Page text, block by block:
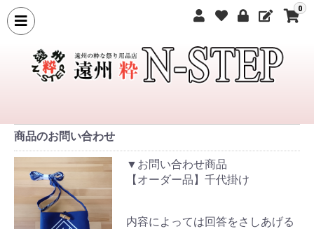
0
商品のお問い合わせ
▼お問い合わせ商品
【オーダー品】千代掛け
内容によっては回答をさしあげる